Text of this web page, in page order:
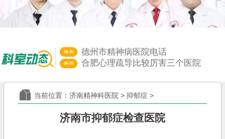
06-26 德州市精神病医院电话
06-25 合肥心理疏导比较厉害三个医院
心理障碍和精神病啥区别？济南精
05-29 山东治失眠比较好的中医大夫
当前位置：济南精神科医院 >抑郁症 >
济南市抑郁症检查医院